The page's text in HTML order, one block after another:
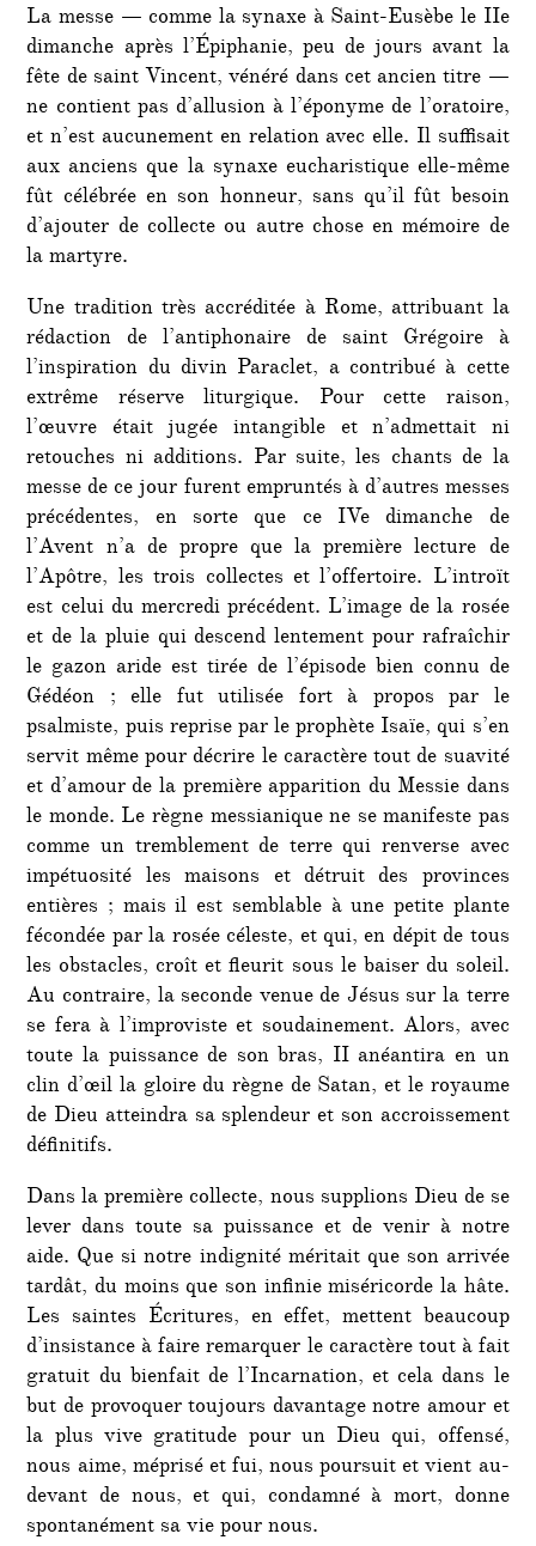
La messe — comme la synaxe à Saint-Eusèbe le IIe
dimanche après l’Épiphanie, peu de jours avant la
fête de saint Vincent, vénéré dans cet ancien titre —
ne contient pas d’allusion à l’éponyme de l’oratoire,
et n’est aucunement en relation avec elle. Il suffisait
aux anciens que la synaxe eucharistique elle-même
fût célébrée en son honneur, sans qu’il fût besoin
d’ajouter de collecte ou autre chose en mémoire de
la martyre.
Une tradition très accréditée à Rome, attribuant la
rédaction de l’antiphonaire de saint Grégoire à
l’inspiration du divin Paraclet, a contribué à cette
extrême réserve liturgique. Pour cette raison,
l’œuvre était jugée intangible et n’admettait ni
retouches ni additions. Par suite, les chants de la
messe de ce jour furent empruntés à d’autres messes
précédentes, en sorte que ce IVe dimanche de
l’Avent n’a de propre que la première lecture de
l’Apôtre, les trois collectes et l’offertoire. L’introït
est celui du mercredi précédent. L’image de la rosée
et de la pluie qui descend lentement pour rafraîchir
le gazon aride est tirée de l’épisode bien connu de
Gédéon ; elle fut utilisée fort à propos par le
psalmiste, puis reprise par le prophète Isaïe, qui s’en
servit même pour décrire le caractère tout de suavité
et d’amour de la première apparition du Messie dans
le monde. Le règne messianique ne se manifeste pas
comme un tremblement de terre qui renverse avec
impétuosité les maisons et détruit des provinces
entières ; mais il est semblable à une petite plante
fécondée par la rosée céleste, et qui, en dépit de tous
les obstacles, croît et fleurit sous le baiser du soleil.
Au contraire, la seconde venue de Jésus sur la terre
se fera à l’improviste et soudainement. Alors, avec
toute la puissance de son bras, II anéantira en un
clin d’œil la gloire du règne de Satan, et le royaume
de Dieu atteindra sa splendeur et son accroissement
définitifs.
Dans la première collecte, nous supplions Dieu de se
lever dans toute sa puissance et de venir à notre
aide. Que si notre indignité méritait que son arrivée
tardât, du moins que son infinie miséricorde la hâte.
Les saintes Écritures, en effet, mettent beaucoup
d’insistance à faire remarquer le caractère tout à fait
gratuit du bienfait de l’Incarnation, et cela dans le
but de provoquer toujours davantage notre amour et
la plus vive gratitude pour un Dieu qui, offensé,
nous aime, méprisé et fui, nous poursuit et vient au-
devant de nous, et qui, condamné à mort, donne
spontanément sa vie pour nous.